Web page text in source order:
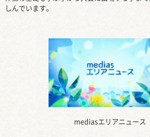
mediasエリアニュース
しんでいます。